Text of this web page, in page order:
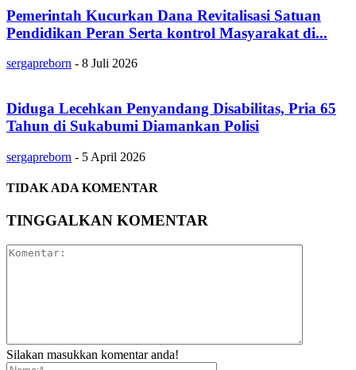
Pemerintah Kucurkan Dana Revitalisasi Satuan
Pendidikan Peran Serta kontrol Masyarakat di...
sergapreborn - 8 Juli 2026
Diduga Lecehkan Penyandang Disabilitas, Pria 65
Tahun di Sukabumi Diamankan Polisi
sergapreborn - 5 April 2026
TIDAK ADA KOMENTAR
TINGGALKAN KOMENTAR
Silakan masukkan komentar anda!